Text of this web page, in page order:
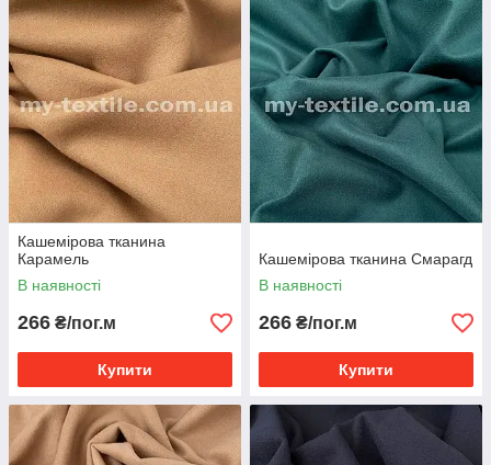
Кашемірова тканина
Карамель
В наявності
266 ₴/пог.м
Купити
Кашемірова тканина Смарагд
В наявності
266 ₴/пог.м
Купити